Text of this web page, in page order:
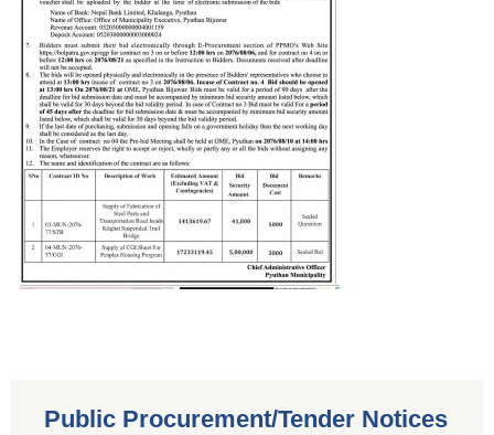
Public Procurement/Tender Notices